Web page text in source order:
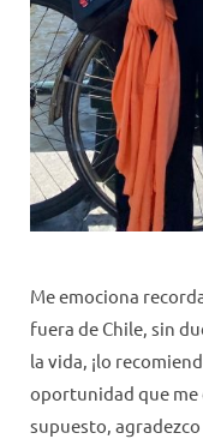
Me emociona
fuera de Chile, sin
la vida, ¡lo
oportunidad que me
supuesto,